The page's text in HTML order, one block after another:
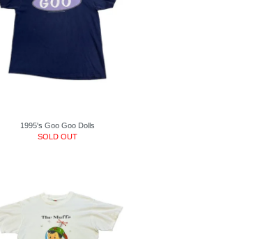
1995's Goo Goo Dolls
SOLD OUT